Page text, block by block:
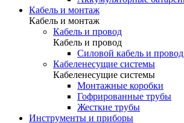
Кабель и монтаж
Кабель и монтаж
Кабель и провод
Кабель и провод
Силовой кабель и провод
Кабеленесущие системы
Кабеленесущие системы
Монтажные коробки
Гофрированные трубы
Жесткие трубы
Инструменты и приборы